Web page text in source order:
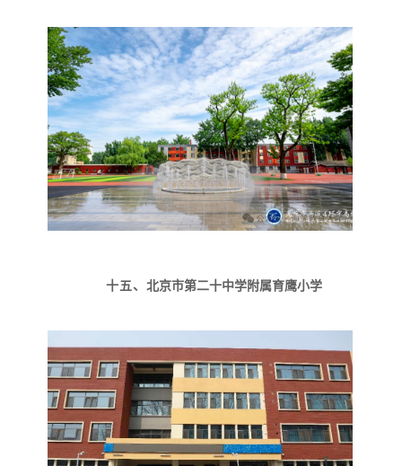
十五、 北京市第二十中学附属育鹰小学